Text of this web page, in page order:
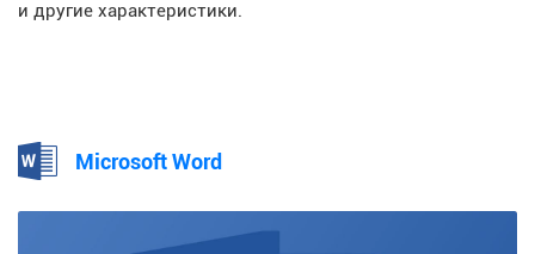
и другие характеристики.
Microsoft Word